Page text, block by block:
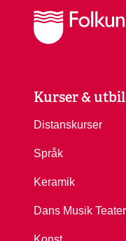
Kurser &
Distanskurser
Språk
Keramik
Dans Musik Teater